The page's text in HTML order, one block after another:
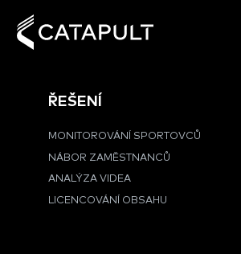
ŘEŠENÍ
MONITOROVÁNÍ SPORTOVCŮ
NÁBOR ZAMĚSTNANCŮ
ANALÝZA VIDEA
LICENCOVÁNÍ OBSAHU